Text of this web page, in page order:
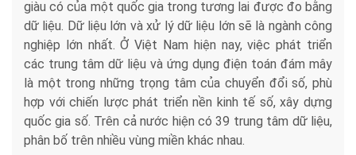
giàu có của một quốc gia trong tương lai được đo bằng
dữ liệu. Dữ liệu lớn và xử lý dữ liệu lớn sẽ là ngành công
nghiệp lớn nhất. Ở Việt Nam hiện nay, việc phát triển
các trung tâm dữ liệu và ứng dụng điện toán đám mây
là một trong những trọng tâm của chuyển đổi số, phù
hợp với chiến lược phát triển nền kinh tế số, xây dựng
quốc gia số. Trên cả nước hiện có 39 trung tâm dữ liệu,
phân bố trên nhiều vùng miền khác nhau.